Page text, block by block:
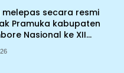
melepas secara resmi
Pramuka kabupaten
Nasional ke XII
Cibubur